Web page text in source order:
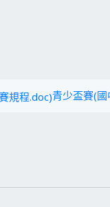
青少盃賽(